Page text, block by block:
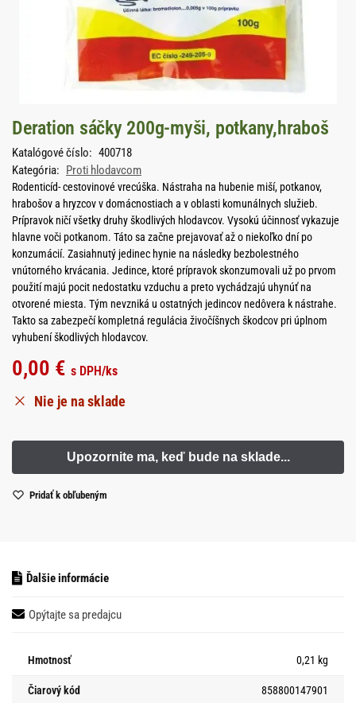
Deration sáčky 200g-myši, potkany,hraboš
Katalógové číslo: 400718
Kategória: Proti hlodavcom
Rodenticíd- cestovinové vrecúška. Nástraha na hubenie miší, potkanov,
hrabošov a hryzcov v domácnostiach a v oblasti komunálnych služieb.
Prípravok ničí všetky druhy škodlivých hlodavcov. Vysokú účinnosť vykazuje
hlavne voči potkanom. Táto sa začne prejavovať až o niekoľko dní po
konzumácií. Zasiahnutý jedinec hynie na následky bezbolestného
vnútorného krvácania. Jedince, ktoré prípravok skonzumovali už po prvom
použití majú pocit nedostatku vzduchu a preto vychádzajú uhynúť na
otvorené miesta. Tým nevzniká u ostatných jedincov nedôvera k nástrahe.
Takto sa zabezpečí kompletná regulácia živočíšnych škodcov pri úplnom
vyhubení škodlivých hlodavcov.
0,00 € s DPH/ks
Nie je na sklade
Pridať k obľubeným
Ďalšie informácie
Opýtajte sa predajcu
Hmotnosť 0,21 kg
Čiarový kód 858800147901